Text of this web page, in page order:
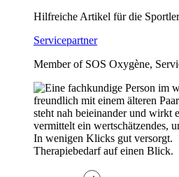
Hilfreiche Artikel für die Sportler
Servicepartner
Member of SOS Oxygène,
In wenigen Klicks gut versorgt.
Therapiebedarf auf einen Blick.